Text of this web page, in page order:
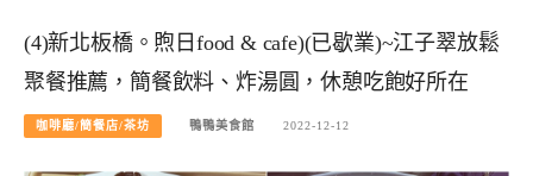
(4)新北板橋。煦日food & cafe)(已歇業)~江子翠放鬆
聚餐推薦，簡餐飲料、炸湯圓，休憩吃飽好所在
咖啡廳/簡餐店/茶坊 鴨鴨美食館 2022-12-12